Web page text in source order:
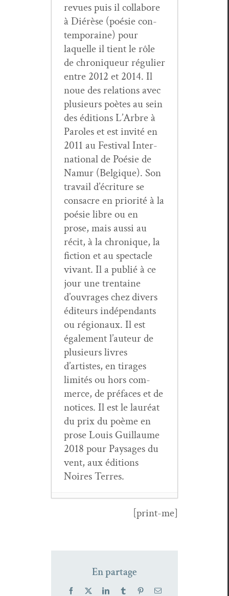
revues puis il col­la­bore
à Diérèse (poésie con­
tem­po­raine) pour
laque­lle il tient le rôle
de chroniqueur réguli­er
entre 2012 et 2014. Il
noue des rela­tions avec
plusieurs poètes au sein
des édi­tions L’Arbre à
Paroles et est invité en
2011 au Fes­ti­val Inter­
na­tion­al de Poésie de
Namur (Bel­gique). Son
tra­vail d’écriture se
con­sacre en pri­or­ité à la
poésie libre ou en
prose, mais aus­si au
réc­it, à la chronique, la
fic­tion et au spec­ta­cle
vivant. Il a pub­lié à ce
jour une trentaine
d’ouvrages chez divers
édi­teurs indépen­dants
ou régionaux. Il est
égale­ment l’auteur de
plusieurs livres
d’artistes, en tirages
lim­ités ou hors com­
merce, de pré­faces et de
notices. Il est le lau­réat
du prix du poème en
prose Louis Guil­laume
2018 pour Paysages du
vent, aux édi­tions
Noires Terres.
mars 2026
Alain Dan­
[print-me]
En partage
Facebook LinkedInTumblr PinterestEmail